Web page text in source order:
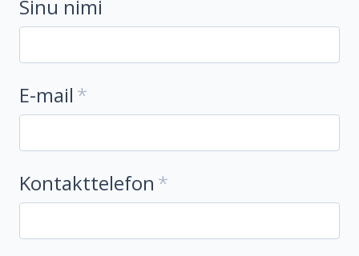
Sinu nimi
E-mail
Kontakttelefon